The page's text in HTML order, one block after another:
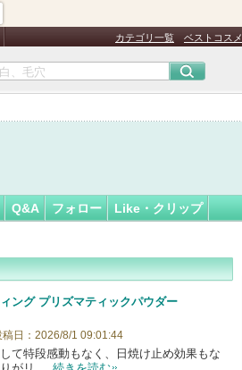
カテゴリ一覧 ベストコスメ
Q&A フォロー Like・クリップ
ング プリズマティックパウダー
稿日：2026/8/1 09:01:44
て特段感動もなく、日焼け止め効果もな